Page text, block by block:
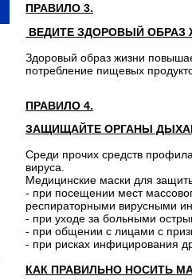
ПРАВИЛО 3.
ВЕДИТЕ ЗДОРОВЫЙ ОБРАЗ
Здоровый образ жизни
потребление пищевых
ПРАВИЛО 4.
ЗАЩИЩАЙТЕ ОРГАНЫ
Среди прочих средств
вируса.
Медицинские маски для
- при посещении мест
респираторными вирусными
- при уходе за больными
- при общении с лицами с
- при рисках инфицирования
КАК ПРАВИЛЬНО НОСИТЬ